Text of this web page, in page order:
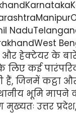
और हेक्टेयर के
लिए कई
हैं, जिनमें कट्ठा
भूमि मापने
उत्तर